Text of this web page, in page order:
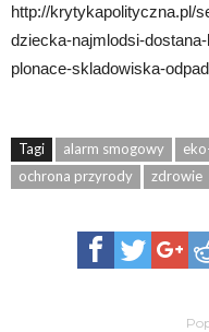
http://krytykapolityczna.pl/
dziecka-najmlodsi-
plonace-skladowiska-
Tagi alarm smogowy
ochrona przyrody
zdrowie